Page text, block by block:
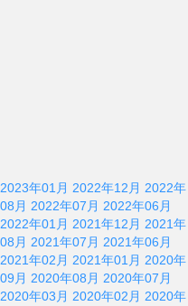
2023年01月 2022年12月 2022年
月 2022年07月 2022年06月
2022年01月 2021年12月 2021年
月 2021年07月 2021年06月
2021年02月 2021年01月 2020年
月 2020年08月 2020年07月
2020年03月 2020年02月 2020年